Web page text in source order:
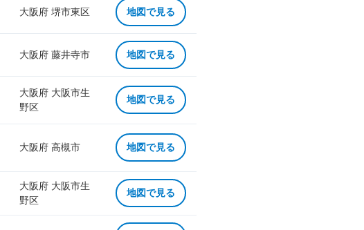
大阪府 堺市東区 地図で見る
大阪府 藤井寺市 地図で見る
大阪府 大阪市生
野区
地図で見る
大阪府 高槻市 地図で見る
大阪府 大阪市生
野区
地図で見る